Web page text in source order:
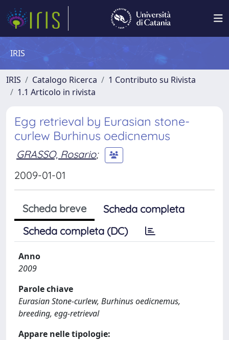
IRIS
IRIS Catalogo Ricerca
1 Contributo su Rivista
1.1 Articolo in rivista
Egg retrieval by Eurasian stone-
curlew Burhinus oedicnemus
GRASSO, Rosario;
2009-01-01
Scheda breve
Scheda completa
Scheda completa (DC)
Anno
2009
Parole chiave
Eurasian Stone-curlew, Burhinus oedicnemus,
breeding, egg-retrieval
Appare nelle tipologie: